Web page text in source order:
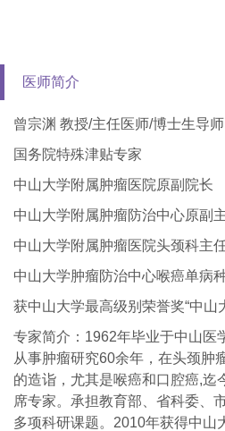
医师简介
曾宗渊 教授/主任医师/博士生导师
国务院特殊津贴专家
中山大学附属肿瘤医院原副院长
中山大学附属肿瘤防治中心原副
中山大学附属肿瘤医院头颈科主
中山大学肿瘤防治中心喉癌单病
获中山大学最高级别荣誉奖“中山
专家简介：1962年毕业于中山医
从事肿瘤研究60余年，在头颈肿
的造诣，尤其是喉癌和口腔癌,迄
席专家。承担教育部、省科委、
多项科研课题。2010年获得中山